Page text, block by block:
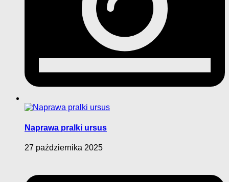
Naprawa pralki ursus
27 października 2025